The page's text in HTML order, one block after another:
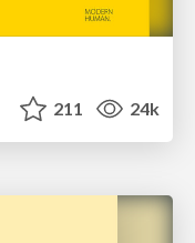
211 24k